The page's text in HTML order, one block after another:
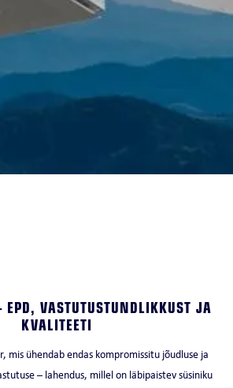
VASTUTUSTUNDLIKKUST JA
KVALITEETI
mis ühendab endas kompromissitu jõudluse ja
– lahendus, millel on läbipaistev süsiniku